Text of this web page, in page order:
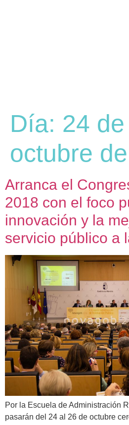
Día: 24 de
octubre
Arranca el
2018 con el foco
innovación y la
servicio público a
Por la Escuela de Administración
pasarán del 24 al 26 de octubre